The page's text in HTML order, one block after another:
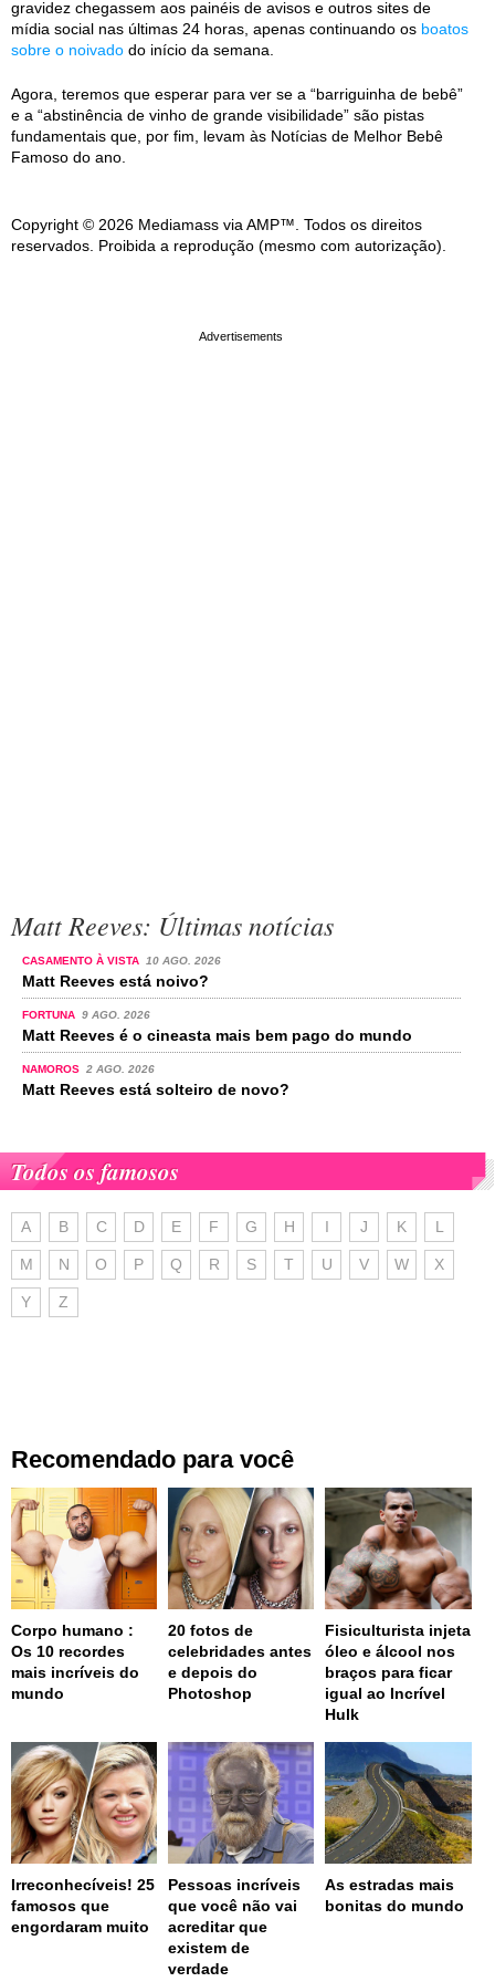
gravidez chegassem aos painéis de avisos e outros sites de
mídia social nas últimas 24 horas, apenas continuando os boatos
sobre o noivado do início da semana.
Agora, teremos que esperar para ver se a “barriguinha de bebê”
e a “abstinência de vinho de grande visibilidade” são pistas
fundamentais que, por fim, levam às Notícias de Melhor Bebê
Famoso do ano.
Copyright © 2026 Mediamass via AMP™. Todos os direitos
reservados. Proibida a reprodução (mesmo com autorização).
Matt Reeves: Últimas notícias
CASAMENTO À VISTA 10 AGO. 2026
Matt Reeves está noivo?
FORTUNA 9 AGO. 2026
Matt Reeves é o cineasta mais bem pago do mundo
NAMOROS 2 AGO. 2026
Matt Reeves está solteiro de novo?
Todos os famosos
A B C D E F G H I J K L
M N O P Q R S T U V W X
Y Z
Recomendado para você
Corpo humano :
Os 10 recordes
mais incríveis do
mundo
20 fotos de
celebridades antes
e depois do
Photoshop
Fisiculturista injeta
óleo e álcool nos
braços para ficar
igual ao Incrível
Hulk
Irreconhecíveis! 25
famosos que
engordaram muito
Pessoas incríveis
que você não vai
acreditar que
existem de
verdade
As estradas mais
bonitas do mundo